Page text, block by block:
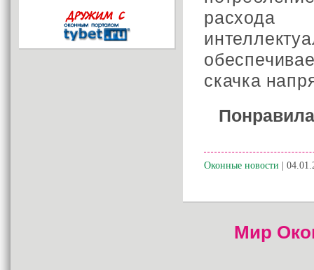
расхода
скачка
Оконные новости |
Мир